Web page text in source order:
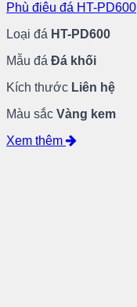
Phù điêu đá HT-PD600
Loại đá HT-PD600
Mẫu đá Đá khối
Kích thước Liên hệ
Màu sắc Vàng kem
Xem thêm